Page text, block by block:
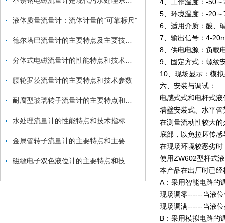
液体质量流量计：流体计量的“可靠标尺”
腰轮罗茨流量计的主要特点和技术参数
水处理流量计的性能特点和技术指标
5、环境温度：-20
6、适用介质：酸、
7、输出信号：4-
8、供电电源：负载
9、固定方式：螺纹
10、现场显示：模
六、安装与调试：
电感式式和电杆式
墙壁安装式、水平
在测量流动性较大
底部，以免拉坏传感
在现场环境较恶劣
使用ZW602型杆式
本产品在出厂时已
A：采用智能电路的
现场调零------当液
现场调满------当液
B：采用模拟电路的